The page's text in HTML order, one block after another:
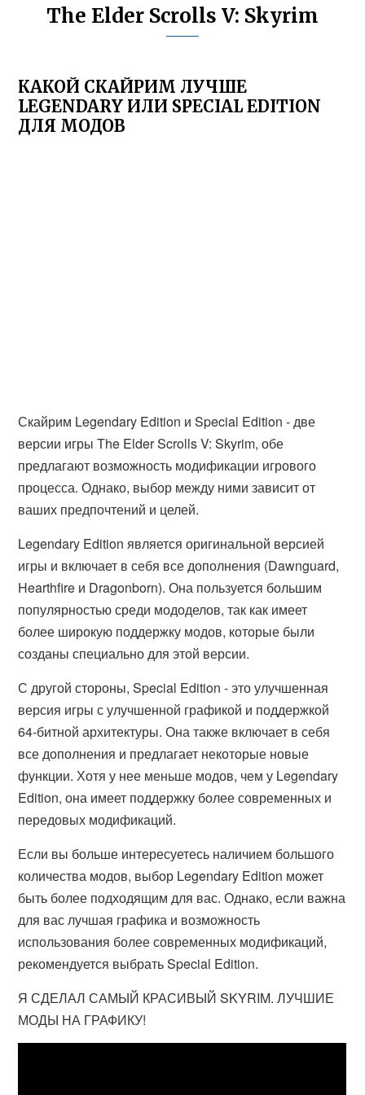
The Elder Scrolls V: Skyrim
КАКОЙ СКАЙРИМ ЛУЧШЕ
LEGENDARY ИЛИ SPECIAL EDITION
ДЛЯ МОДОВ
Скайрим Legendary Edition и Special Edition - две
версии игры The Elder Scrolls V: Skyrim, обе
предлагают возможность модификации игрового
процесса. Однако, выбор между ними зависит от
ваших предпочтений и целей.
Legendary Edition является оригинальной версией
игры и включает в себя все дополнения (Dawnguard,
Hearthfire и Dragonborn). Она пользуется большим
популярностью среди мододелов, так как имеет
более широкую поддержку модов, которые были
созданы специально для этой версии.
С другой стороны, Special Edition - это улучшенная
версия игры с улучшенной графикой и поддержкой
64-битной архитектуры. Она также включает в себя
все дополнения и предлагает некоторые новые
функции. Хотя у нее меньше модов, чем у Legendary
Edition, она имеет поддержку более современных и
передовых модификаций.
Если вы больше интересуетесь наличием большого
количества модов, выбор Legendary Edition может
быть более подходящим для вас. Однако, если важна
для вас лучшая графика и возможность
использования более современных модификаций,
рекомендуется выбрать Special Edition.
Я СДЕЛАЛ САМЫЙ КРАСИВЫЙ SKYRIM. ЛУЧШИЕ
МОДЫ НА ГРАФИКУ!